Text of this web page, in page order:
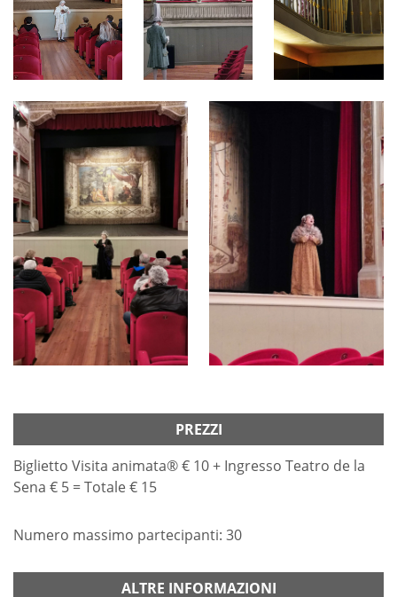
PREZZI
Biglietto Visita animata® € 10 + Ingresso Teatro de la
Sena € 5 = Totale € 15
Numero massimo partecipanti: 30
ALTRE INFORMAZIONI